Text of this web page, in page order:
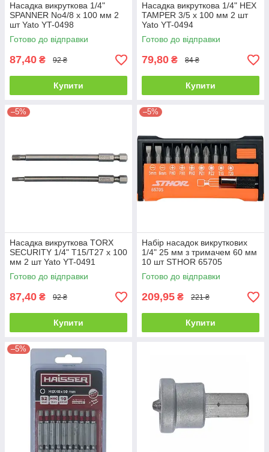
Насадка викруткова 1/4"
SPANNER No4/8 х 100 мм 2
шт Yato YT-0498
Готово до відправки
87,40 ₴ 92 ₴
Купити
Насадка викруткова 1/4" HEX
TAMPER 3/5 х 100 мм 2 шт
Yato YT-0494
Готово до відправки
79,80 ₴ 84 ₴
Купити
–5%
Насадка викруткова TORX
SECURITY 1/4" T15/T27 x 100
мм 2 шт Yato YT-0491
Готово до відправки
87,40 ₴ 92 ₴
Купити
–5%
Набір насадок викруткових
1/4" 25 мм з тримачем 60 мм
10 шт STHOR 65705
Готово до відправки
209,95 ₴ 221 ₴
Купити
–5%